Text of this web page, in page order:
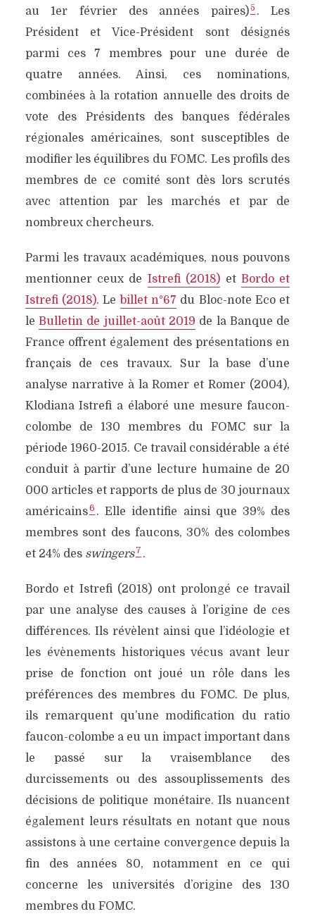
au 1er février des années paires)5 . Les
Président et Vice-Président sont désignés
parmi ces 7 membres pour une durée de
quatre années. Ainsi, ces nominations,
combinées à la rotation annuelle des droits de
vote des Présidents des banques fédérales
régionales américaines, sont susceptibles de
modifier les équilibres du FOMC. Les profils des
membres de ce comité sont dès lors scrutés
avec attention par les marchés et par de
nombreux chercheurs.
Parmi les travaux académiques, nous pouvons
mentionner ceux de Istrefi (2018) et Bordo et
Istrefi (2018). Le billet n°67 du Bloc-note Eco et
leBulletin de juillet-août 2019 de la Banque de
France offrent également des présentations en
français de ces travaux. Sur la base d’une
analyse narrative à la Romer et Romer (2004),
Klodiana Istrefi a élaboré une mesure faucon-
colombe de 130 membres du FOMC sur la
période 1960-2015. Ce travail considérable a été
conduit à partir d’une lecture humaine de 20
000 articles et rapports de plus de 30 journaux
américains6 . Elle identifie ainsi que 39% des
membres sont des faucons, 30% des colombes
et 24% des swingers 7 .
Bordo et Istrefi (2018) ont prolongé ce travail
par une analyse des causes à l’origine de ces
différences. Ils révèlent ainsi que l’idéologie et
les évènements historiques vécus avant leur
prise de fonction ont joué un rôle dans les
préférences des membres du FOMC. De plus,
ils remarquent qu’une modification du ratio
faucon-colombe a eu un impact important dans
le passé sur la vraisemblance des
durcissements ou des assouplissements des
décisions de politique monétaire. Ils nuancent
également leurs résultats en notant que nous
assistons à une certaine convergence depuis la
fin des années 80, notamment en ce qui
concerne les universités d’origine des 130
membres du FOMC.